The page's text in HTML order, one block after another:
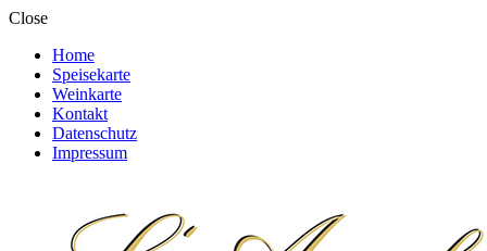
Close
Home
Speisekarte
Weinkarte
Kontakt
Datenschutz
Impressum